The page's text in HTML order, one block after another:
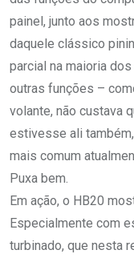
painel, junto aos
daquele clássico
parcial na maioria
outras funções –
volante, não custava
estivesse ali
mais comum
Puxa bem.
Em ação, o HB20
Especialmente com
turbinado, que nesta